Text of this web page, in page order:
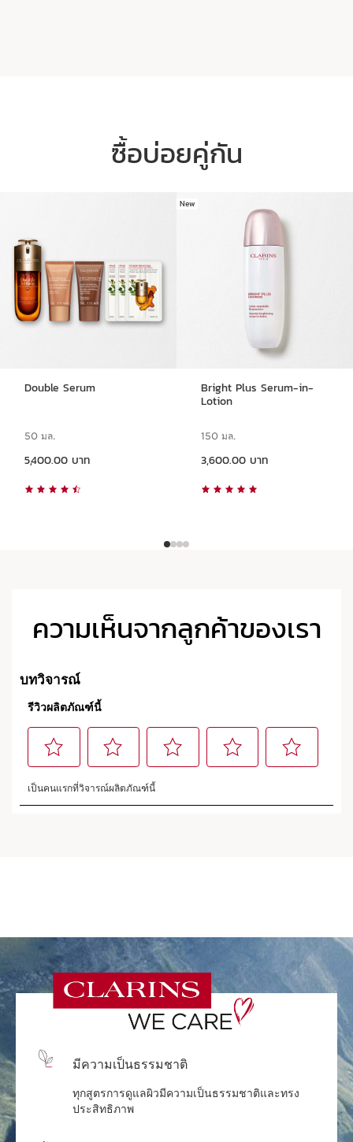
สูตรผสานนวัตกรรม
ประกอบด้วย Hyaluronic Power Complex
ลิขสิทธิ์เฉพาะของคลาแรงส์
การผสมผสานระหว่าง Hyaluronic Acidขั้นสูง
ภายนอก
ขณะที่ Leaf of Life ออร์แกนิกช่วยล
กลุ่มผลิตภัณฑ์เต็มรูปแบบ
สำหรับทุกสภาพผิว
คำถามเกี่ยวกับผิว
ทดสอบความเข้าใจเกี่ยวกับผิวคุณด้วยคำถามด่วน
เหล่านี้
ผิด
ซื้อบ่อยคู่กัน
Double Serum
50 มล.
5,400.00 บาท
New
Bright Plus Serum-in-
Lotion
150 มล.
3,600.00 บาท
ความเห็นจากลูกค้าของเรา
มีความเป็นธรรมชาติ
ทุกสูตรการดูแลผิวมีความเป็นธรรมชาติและทรง
ประสิทธิภาพ